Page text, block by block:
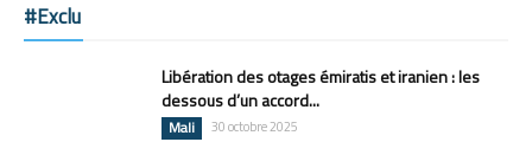
#Exclu
Libération des otages émiratis et iranien : les
dessous d’un accord...
Mali 30 octobre 2025